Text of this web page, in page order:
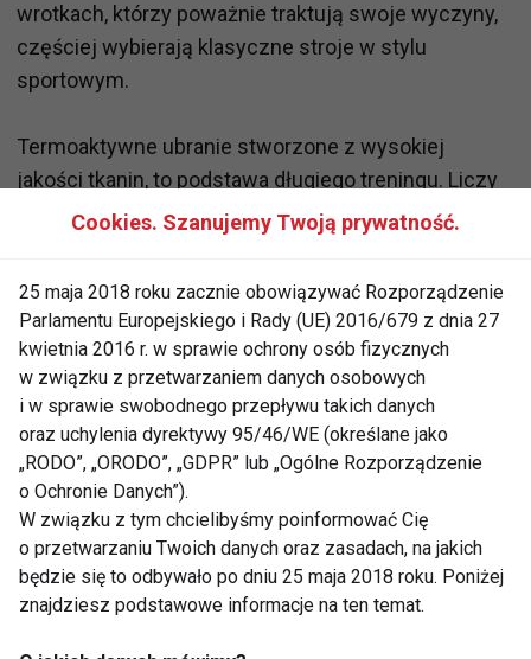
wrotkach, którzy poważnie traktują swoje wyczyny,
częściej wybierają klasyczne stroje w stylu
sportowym.
Termoaktywne ubranie stworzone z wysokiej
jakości tkanin, to podstawa długiego treningu. Liczy
się również wygoda, dlatego na rolkach świetnie
przylegają do ciała, dzięki czemu nie powodują
uczuleń, zarysowań lub odparzeń. Wygodny top, czy
dopasowana koszulka i legginsy to klasyczny wybór,
który sprawdza się nie tylko podczas jazdy
rekreacyjnej, ale również wyczynowej.
Retro na rolkach
Panowie i Panie, którzy cenią sobie luz oraz jazdę z
Cookies. Szanujemy Twoją prywatność.
25 maja 2018 roku zacznie obowiązywać Rozporządzenie
Parlamentu Europejskiego i Rady (UE) 2016/679 z dnia 27
kwietnia 2016 r. w sprawie ochrony osób fizycznych
w związku z przetwarzaniem danych osobowych
i w sprawie swobodnego przepływu takich danych
oraz uchylenia dyrektywy 95/46/WE (określane jako
„RODO”, „ORODO”, „GDPR” lub „Ogólne Rozporządzenie
o Ochronie Danych”).
W związku z tym chcielibyśmy poinformować Cię
o przetwarzaniu Twoich danych oraz zasadach, na jakich
będzie się to odbywało po dniu 25 maja 2018 roku. Poniżej
znajdziesz podstawowe informacje na ten temat.